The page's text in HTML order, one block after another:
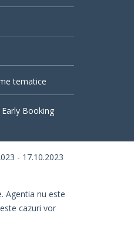
tematice
Booking
- 17.10.2023
Agentia nu este
cazuri vor